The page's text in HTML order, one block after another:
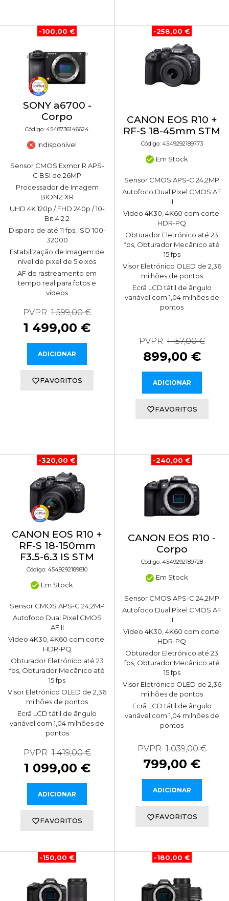
-100,00 €
SONY a6700 -
Corpo
Código: 4548736146624
Indisponível
Sensor CMOS Exmor R APS-
C BSI de 26MP
Processador de Imagem
BIONZ XR
UHD 4K 120p / FHD 240p / 10-
Bit 4:2:2
Disparo de até 11 fps, ISO 100-
32000
Estabilização de imagem de
nível de pixel de 5 eixos
AF de rastreamento em
tempo real para fotos e
vídeos
PVPR 1 599,00 €
1 499,00 €
ADICIONAR
FAVORITOS
-258,00 €
CANON EOS R10 +
RF-S 18-45mm STM
Código: 4549292189773
Em Stock
Sensor CMOS APS-C 24,2MP
Autofoco Dual Pixel CMOS AF
II
Vídeo 4K30, 4K60 com corte;
HDR-PQ
Obturador Eletrónico até 23
fps, Obturador Mecânico até
15 fps
Visor Eletrónico OLED de 2,36
milhões de pontos
Ecrã LCD tátil de ângulo
variável com 1,04 milhões de
pontos
PVPR 1 157,00 €
899,00 €
ADICIONAR
FAVORITOS
-320,00 €
CANON EOS R10 +
RF-S 18-150mm
F3.5-6.3 IS STM
Código: 4549292189810
Em Stock
Sensor CMOS APS-C 24,2MP
Autofoco Dual Pixel CMOS
AF II
Vídeo 4K30, 4K60 com corte;
HDR-PQ
Obturador Eletrónico até 23
fps, Obturador Mecânico até
15 fps
Visor Eletrónico OLED de 2,36
milhões de pontos
Ecrã LCD tátil de ângulo
variável com 1,04 milhões de
pontos
PVPR 1 419,00 €
1 099,00 €
ADICIONAR
FAVORITOS
-240,00 €
CANON EOS R10 -
Corpo
Código: 4549292189728
Em Stock
Sensor CMOS APS-C 24,2MP
Autofoco Dual Pixel CMOS AF
II
Vídeo 4K30, 4K60 com corte;
HDR-PQ
Obturador Eletrónico até 23
fps, Obturador Mecânico até
15 fps
Visor Eletrónico OLED de 2,36
milhões de pontos
Ecrã LCD tátil de ângulo
variável com 1,04 milhões de
pontos
PVPR 1 039,00 €
799,00 €
ADICIONAR
FAVORITOS
-150,00 € -180,00 €